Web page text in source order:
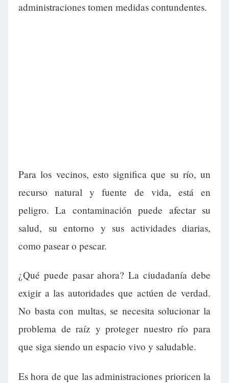
administraciones tomen medidas contundentes.
Para los vecinos, esto significa que su río, un
recurso natural y fuente de vida, está en
peligro. La contaminación puede afectar su
salud, su entorno y sus actividades diarias,
como pasear o pescar.
¿Qué puede pasar ahora? La ciudadanía debe
exigir a las autoridades que actúen de verdad.
No basta con multas, se necesita solucionar la
problema de raíz y proteger nuestro río para
que siga siendo un espacio vivo y saludable.
Es hora de que las administraciones prioricen la